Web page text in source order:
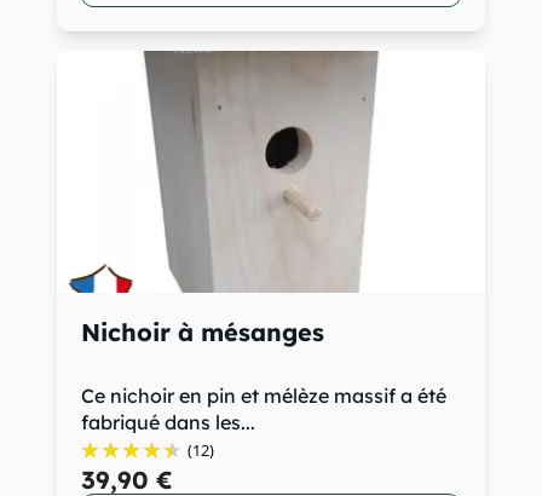
Nichoir à mésanges
Ce nichoir en pin et mélèze massif a été
fabriqué dans les...
(12)
39,90 €